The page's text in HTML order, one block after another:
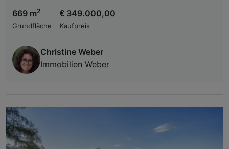
669 m2
Grundfläche
€ 349.000,00
Kaufpreis
Christine Weber
Immobilien Weber